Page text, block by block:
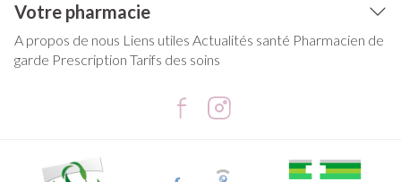
Votre pharmacie
A propos de nous Liens utiles Actualités santé Pharmacien de
garde Prescription Tarifs des soins